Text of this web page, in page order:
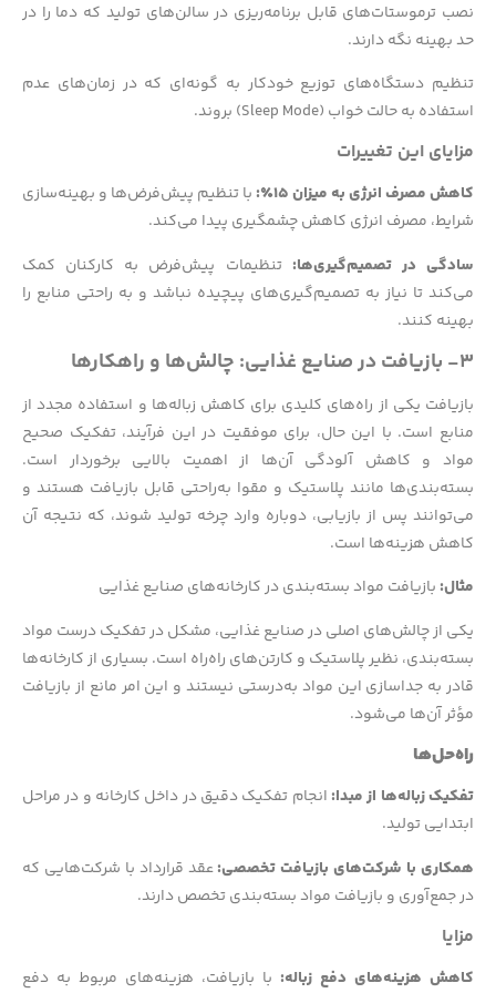
نصب ترموستات‌های قابل برنامه‌ریزی در سالن‌های تولید که دما را در
حد بهینه نگه دارند.
تنظیم دستگاه‌های توزیع خودکار به گونه‌ای که در زمان‌های عدم
استفاده به حالت خواب (Sleep Mode) بروند.
مزایای این تغییرات
کاهش مصرف انرژی به میزان ۱۵٪:
با تنظیم پیش‌فرض‌ها و بهینه‌سازی
شرایط، مصرف انرژی کاهش چشمگیری پیدا می‌کند.
سادگی در تصمیم‌گیری‌ها: تنظیمات پیش‌فرض به کارکنان کمک
می‌کند تا نیاز به تصمیم‌گیری‌های پیچیده نباشد و به راحتی منابع را
بهینه کنند.
۳- بازیافت در صنایع غذایی: چالش‌ها و راهکارها
بازیافت یکی از راه‌های کلیدی برای کاهش زباله‌ها و استفاده مجدد از
منابع است. با این حال، برای موفقیت در این فرآیند، تفکیک صحیح
مواد و کاهش آلودگی آن‌ها از اهمیت بالایی برخوردار است.
بسته‌بندی‌ها مانند پلاستیک و مقوا به‌راحتی قابل بازیافت هستند و
می‌توانند پس از بازیابی، دوباره وارد چرخه تولید شوند، که نتیجه آن
کاهش هزینه‌ها است.
مثال: بازیافت مواد بسته‌بندی در کارخانه‌های صنایع غذایی
یکی از چالش‌های اصلی در صنایع غذایی، مشکل در تفکیک درست مواد
بسته‌بندی، نظیر پلاستیک و کارتن‌های راه‌راه است. بسیاری از کارخانه‌ها
قادر به جداسازی این مواد به‌درستی نیستند و این امر مانع از بازیافت
مؤثر آن‌ها می‌شود.
راه‌حل‌ها
تفکیک زباله‌ها از مبدا: انجام تفکیک دقیق در داخل کارخانه و در مراحل
ابتدایی تولید.
همکاری با شرکت‌های بازیافت تخصصی:عقد قرارداد با شرکت‌هایی که
در جمع‌آوری و بازیافت مواد بسته‌بندی تخصص دارند.
مزایا
کاهش هزینه‌های دفع زباله: با بازیافت، هزینه‌های مربوط به دفع